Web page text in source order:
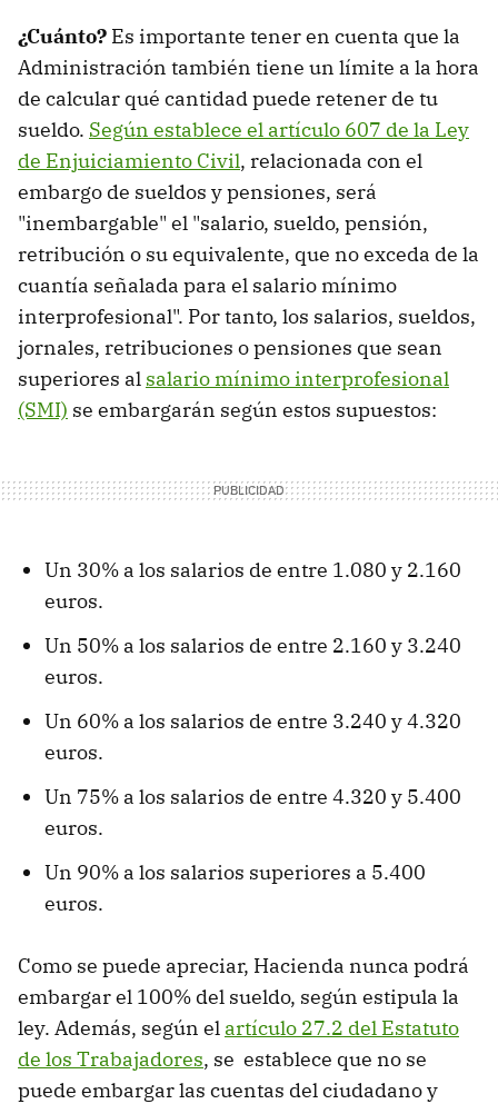
¿Cuánto? Es importante tener en cuenta que la
Administración también tiene un límite a la hora
de calcular qué cantidad puede retener de tu
sueldo. Según establece el artículo 607 de la Ley
de Enjuiciamiento Civil, relacionada con el
embargo de sueldos y pensiones, será
"inembargable" el "salario, sueldo, pensión,
retribución o su equivalente, que no exceda de la
cuantía señalada para el salario mínimo
interprofesional". Por tanto, los salarios, sueldos,
jornales, retribuciones o pensiones que sean
superiores al salario mínimo interprofesional
(SMI) se embargarán según estos supuestos:
Un 30% a los salarios de entre 1.080 y 2.160
euros.
Un 50% a los salarios de entre 2.160 y 3.240
euros.
Un 60% a los salarios de entre 3.240 y 4.320
euros.
Un 75% a los salarios de entre 4.320 y 5.400
euros.
Un 90% a los salarios superiores a 5.400
euros.
Como se puede apreciar, Hacienda nunca podrá
embargar el 100% del sueldo, según estipula la
ley. Además, según el artículo 27.2 del Estatuto
de los Trabajadores, se establece que no se
puede embargar las cuentas del ciudadano y